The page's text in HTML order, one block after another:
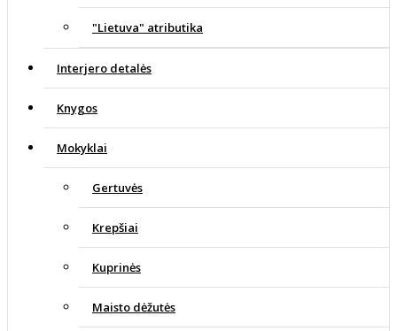
"Lietuva" atributika
Interjero detalės
Knygos
Mokyklai
Gertuvės
Krepšiai
Kuprinės
Maisto dėžutės